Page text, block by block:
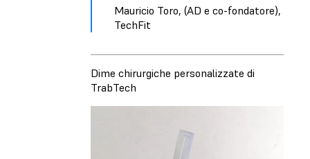
Mauricio Toro, (AD e co-fondatore),
TechFit
Dime chirurgiche personalizzate di
TrabTech